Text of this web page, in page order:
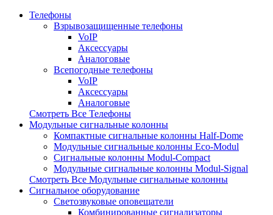
Телефоны
Взрывозащищенные телефоны
VoIP
Аксессуары
Аналоговые
Всепогодные телефоны
VoIP
Аксессуары
Аналоговые
Смотреть Все Телефоны
Модульные сигнальные колонны
Компактные сигнальные колонны Half-Dome
Модульные сигнальные колонны Eco-Modul
Сигнальные колонны Modul-Compact
Модульные сигнальные колонны Modul-Signal
Смотреть Все Модульные сигнальные колонны
Сигнальное оборудование
Светозвуковые оповещатели
Комбинированные сигнализаторы